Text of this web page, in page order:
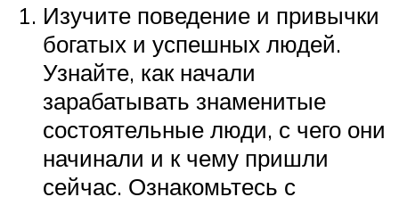
Изучите поведение и привычки
богатых и успешных людей.
Узнайте, как начали
зарабатывать знаменитые
состоятельные люди, с чего они
начинали и к чему пришли
сейчас. Ознакомьтесь с